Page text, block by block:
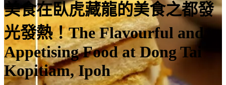
美食在臥虎藏龍的美食之都發
光發熱！The Flavourful and
Appetising Food at Dong Tai
Kopitiam, Ipoh